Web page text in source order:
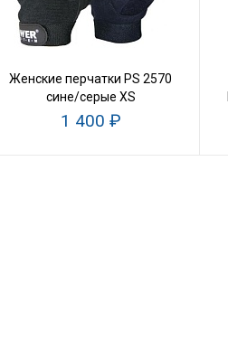
Женские перчатки PS 2570
сине/серые XS
1 400 ₽